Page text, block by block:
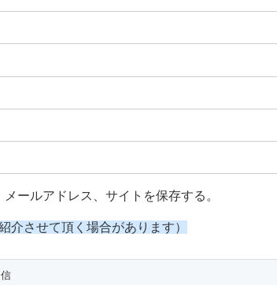
ールアドレス、サイトを保存する。
介させて頂く場合があります）